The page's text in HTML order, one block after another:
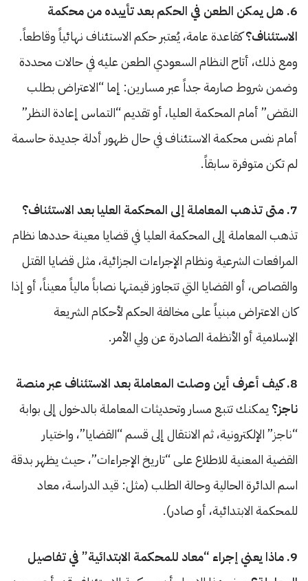
6. هل يمكن الطعن في الحكم بعد تأييده من محكمة
الاستئناف؟كقاعدة عامة، يُعتبر حكم الاستئناف نهائياً وقاطعاً.
ومع ذلك، أتاح النظام السعودي الطعن عليه في حالات محددة
وضمن شروط صارمة جداً عبر مسارين: إما “الاعتراض بطلب
النقض” أمام المحكمة العليا، أو تقديم “التماس إعادة النظر”
أمام نفس محكمة الاستئناف في حال ظهور أدلة جديدة حاسمة
لم تكن متوفرة سابقاً.
7. متى تذهب المعاملة إلى المحكمة العليا بعد الاستئناف؟
تذهب المعاملة إلى المحكمة العليا في قضايا معينة حددها نظام
المرافعات الشرعية ونظام الإجراءات الجزائية، مثل قضايا القتل
والقصاص، أو القضايا التي تتجاوز قيمتها نصاباً مالياً معيناً، أو إذا
كان الاعتراض مبنياً على مخالفة الحكم لأحكام الشريعة
الإسلامية أو الأنظمة الصادرة عن ولي الأمر.
8. كيف أعرف أين وصلت المعاملة بعد الاستئناف عبر منصة
ناجز؟ يمكنك تتبع مسار وتحديثات المعاملة بالدخول إلى بوابة
“ناجز” الإلكترونية، ثم الانتقال إلى قسم “القضايا”، واختيار
القضية المعنية للاطلاع على “تاريخ الإجراءات”، حيث يظهر بدقة
اسم الدائرة الحالية وحالة الطلب (مثل: قيد الدراسة، معاد
للمحكمة الابتدائية، أو صادر).
9. ماذا يعني إجراء “معاد للمحكمة الابتدائية” في تفاصيل